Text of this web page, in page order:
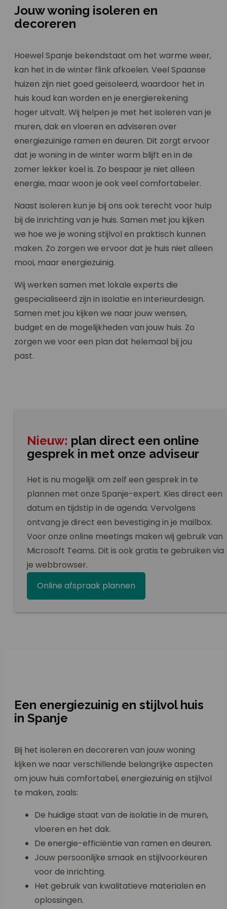
Jouw woning isoleren en
decoreren
Hoewel Spanje bekendstaat om het warme weer,
kan het in de winter flink afkoelen. Veel Spaanse
huizen zijn niet goed geïsoleerd, waardoor het in
huis koud kan worden en je energierekening
hoger uitvalt. Wij helpen je met het isoleren van je
muren, dak en vloeren en adviseren over
energiezuinige ramen en deuren. Dit zorgt ervoor
dat je woning in de winter warm blijft en in de
zomer lekker koel is. Zo bespaar je niet alleen
energie, maar woon je ook veel comfortabeler.
Naast isoleren kun je bij ons ook terecht voor hulp
bij de inrichting van je huis. Samen met jou kijken
we hoe we je woning stijlvol en praktisch kunnen
maken. Zo zorgen we ervoor dat je huis niet alleen
mooi, maar energiezuinig.
Wij werken samen met lokale experts die
gespecialiseerd zijn in isolatie en interieurdesign.
Samen met jou kijken we naar jouw wensen,
budget en de mogelijkheden van jouw huis. Zo
zorgen we voor een plan dat helemaal bij jou
past.
Nieuw: plan direct een online
gesprek in met onze adviseur
Het is nu mogelijk om zelf een gesprek in te
plannen met onze Spanje-expert. Kies direct een
datum en tijdstip in de agenda. Vervolgens
ontvang je direct een bevestiging in je mailbox.
Voor onze online meetings maken wij gebruik van
Microsoft Teams. Dit is ook gratis te gebruiken via
je webbrowser.
Online afspraak plannen
Een energiezuinig en stijlvol huis
in Spanje
Bij het isoleren en decoreren van jouw woning
kijken we naar verschillende belangrijke aspecten
om jouw huis comfortabel, energiezuinig en stijlvol
te maken, zoals:
De huidige staat van de isolatie in de muren,
vloeren en het dak.
De energie-efficiëntie van ramen en deuren.
Jouw persoonlijke smaak en stijlvoorkeuren
voor de inrichting.
Het gebruik van kwalitatieve materialen en
oplossingen.